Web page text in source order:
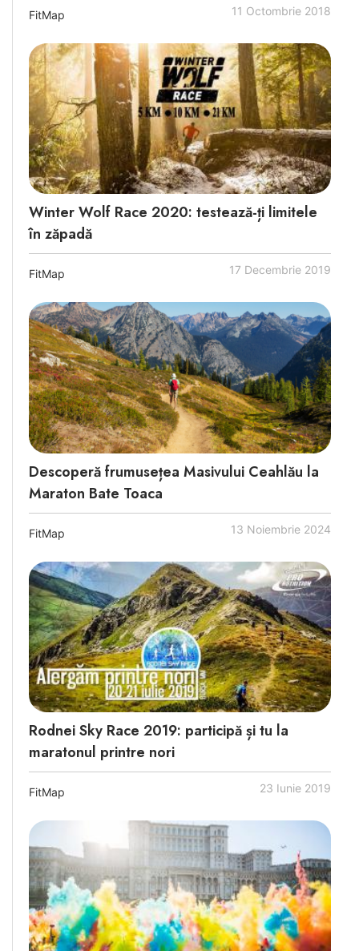
FitMap 11 Octombrie 2018
Winter Wolf Race 2020: testează-ți limitele
în zăpadă
FitMap 17 Decembrie 2019
Descoperă frumusețea Masivului Ceahlău la
Maraton Bate Toaca
FitMap 13 Noiembrie 2024
Rodnei Sky Race 2019: participă și tu la
maratonul printre nori
FitMap 23 Iunie 2019